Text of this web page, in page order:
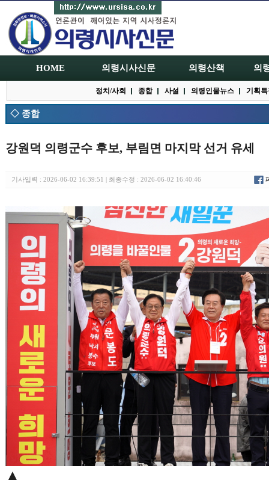
HOME 의령시사신문
정치/사회 종합 사설 의령인물뉴스 기획
의령산책 의
◇ 종합
강원덕 의령군수 후보, 부림면 마지막 선거 유세
기사입력 : 2026-06-02 16:39:51 | 최종수정 : 2026-06-02 16:40:46
▲